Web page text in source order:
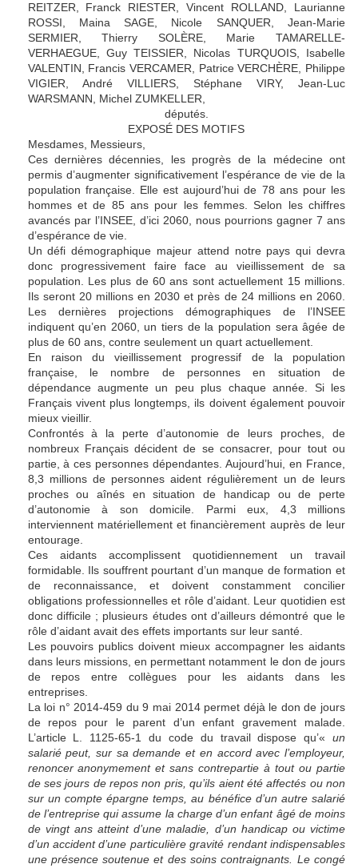
REITZER, Franck RIESTER, Vincent ROLLAND, Laurianne
ROSSI, Maina SAGE, Nicole SANQUER, Jean-Marie
SERMIER, Thierry SOLÈRE, Marie TAMARELLE-
VERHAEGUE, Guy TEISSIER, Nicolas TURQUOIS, Isabelle
VALENTIN, Francis VERCAMER, Patrice VERCHÈRE, Philippe
VIGIER, André VILLIERS, Stéphane VIRY, Jean-Luc
WARSMANN, Michel ZUMKELLER,
députés.
EXPOSÉ DES MOTIFS
Mesdames, Messieurs,
Ces dernières décennies, les progrès de la médecine ont
permis d’augmenter significativement l’espérance de vie de la
population française. Elle est aujourd’hui de 78 ans pour les
hommes et de 85 ans pour les femmes. Selon les chiffres
avancés par l’INSEE, d’ici 2060, nous pourrions gagner 7 ans
d’espérance de vie.
Un défi démographique majeur attend notre pays qui devra
donc progressivement faire face au vieillissement de sa
population. Les plus de 60 ans sont actuellement 15 millions.
Ils seront 20 millions en 2030 et près de 24 millions en 2060.
Les dernières projections démographiques de l’INSEE
indiquent qu’en 2060, un tiers de la population sera âgée de
plus de 60 ans, contre seulement un quart actuellement.
En raison du vieillissement progressif de la population
française, le nombre de personnes en situation de
dépendance augmente un peu plus chaque année. Si les
Français vivent plus longtemps, ils doivent également pouvoir
mieux vieillir.
Confrontés à la perte d’autonomie de leurs proches, de
nombreux Français décident de se consacrer, pour tout ou
partie, à ces personnes dépendantes. Aujourd’hui, en France,
8,3 millions de personnes aident régulièrement un de leurs
proches ou aînés en situation de handicap ou de perte
d’autonomie à son domicile. Parmi eux, 4,3 millions
interviennent matériellement et financièrement auprès de leur
entourage.
Ces aidants accomplissent quotidiennement un travail
formidable. Ils souffrent pourtant d’un manque de formation et
de reconnaissance, et doivent constamment concilier
obligations professionnelles et rôle d’aidant. Leur quotidien est
donc difficile ; plusieurs études ont d’ailleurs démontré que le
rôle d’aidant avait des effets importants sur leur santé.
Les pouvoirs publics doivent mieux accompagner les aidants
dans leurs missions, en permettant notamment le don de jours
de repos entre collègues pour les aidants dans les
entreprises.
La loi n° 2014-459 du 9 mai 2014 permet déjà le don de jours
de repos pour le parent d’un enfant gravement malade.
L’article L. 1125-65-1 du code du travail dispose qu’« un
salarié peut, sur sa demande et en accord avec l’employeur,
renoncer anonymement et sans contrepartie à tout ou partie
de ses jours de repos non pris, qu’ils aient été affectés ou non
sur un compte épargne temps, au bénéfice d’un autre salarié
de l’entreprise qui assume la charge d’un enfant âgé de moins
de vingt ans atteint d’une maladie, d’un handicap ou victime
d’un accident d’une particulière gravité rendant indispensables
une présence soutenue et des soins contraignants. Le congé